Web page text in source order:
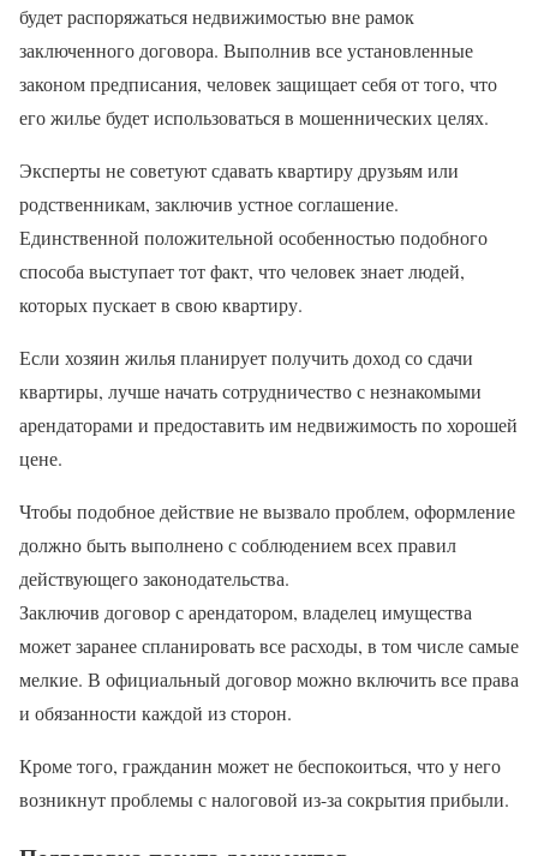
будет распоряжаться недвижимостью вне рамок
заключенного договора. Выполнив все установленные
законом предписания, человек защищает себя от того, что
его жилье будет использоваться в мошеннических целях.
Эксперты не советуют сдавать квартиру друзьям или
родственникам, заключив устное соглашение.
Единственной положительной особенностью подобного
способа выступает тот факт, что человек знает людей,
которых пускает в свою квартиру.
Если хозяин жилья планирует получить доход со сдачи
квартиры, лучше начать сотрудничество с незнакомыми
арендаторами и предоставить им недвижимость по хорошей
цене.
Чтобы подобное действие не вызвало проблем, оформление
должно быть выполнено с соблюдением всех правил
действующего законодательства.
Заключив договор с арендатором, владелец имущества
может заранее спланировать все расходы, в том числе самые
мелкие. В официальный договор можно включить все права
и обязанности каждой из сторон.
Кроме того, гражданин может не беспокоиться, что у него
возникнут проблемы с налоговой из-за сокрытия прибыли.